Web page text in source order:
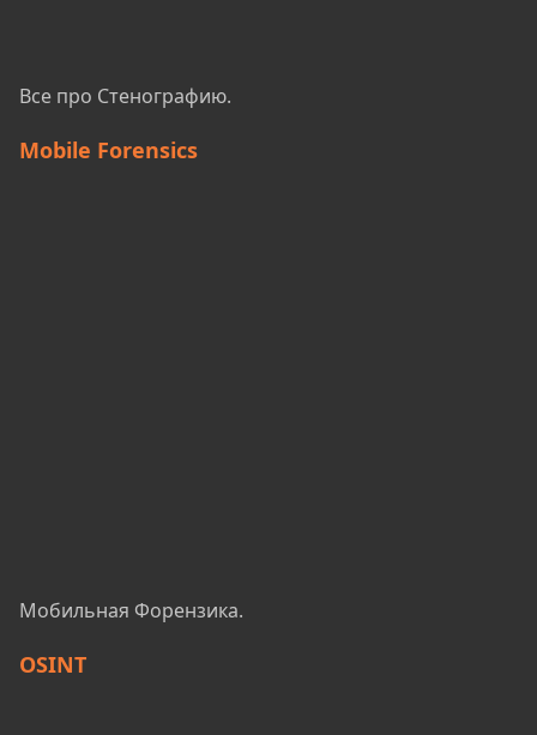
Все про Стенографию.
Mobile Forensics
Мобильная Форензика.
OSINT